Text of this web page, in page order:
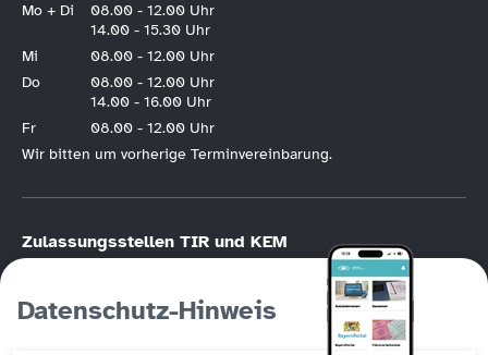
Datenschutz-Hinweis
Mo + Di
08.00 - 12.00 Uhr
14.00 - 15.30 Uhr
Mi
08.00 - 12.00 Uhr
Do
08.00 - 12.00 Uhr
14.00 - 16.00 Uhr
Fr
08.00 - 12.00 Uhr
Wir bitten um vorherige Terminvereinbarung.
Zulassungsstellen TIR und KEM
Online-Terminvereinbarung
Bitte halten Sie die Hotline der KFZ-Terminvereinbarung unbedingt frei, wenn
Sie die Möglichkeit der Online-Registrierung haben. Die KFZ-Hotline
09642/707760) ist in erster Linie für